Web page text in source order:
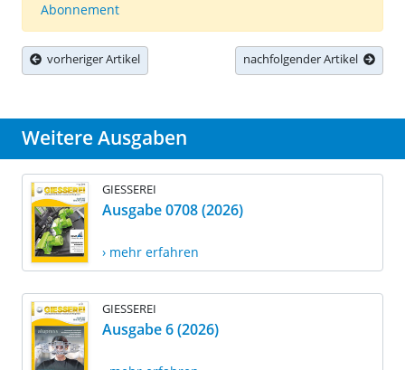
Abonnement
vorheriger Artikel nachfolgender Artikel
Weitere Ausgaben
GIESSEREI
Ausgabe 0708 (2026)
› mehr erfahren
GIESSEREI
Ausgabe 6 (2026)